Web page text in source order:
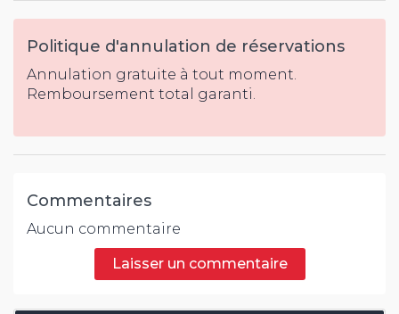
Politique d'annulation de réservations
Annulation gratuite à tout moment.
Remboursement total garanti.
Commentaires
Aucun commentaire
Laisser un commentaire